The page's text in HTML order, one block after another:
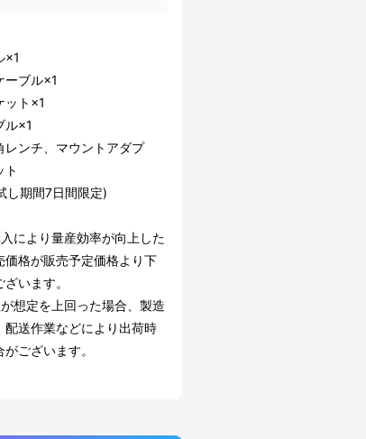
×1
ーブル×1
ット×1
ル×1
レンチ、マウントアダプ
ト
し期間7日間限定)
により量産効率が向上した
価格が販売予定価格より下
います。
想定を上回った場合、製造
配送作業などにより出荷時
ございます。